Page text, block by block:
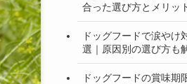
合った選び方とメリッ
ドッグフードで涙やけ
選｜原因別の選び方も
ドッグフードの賞味期